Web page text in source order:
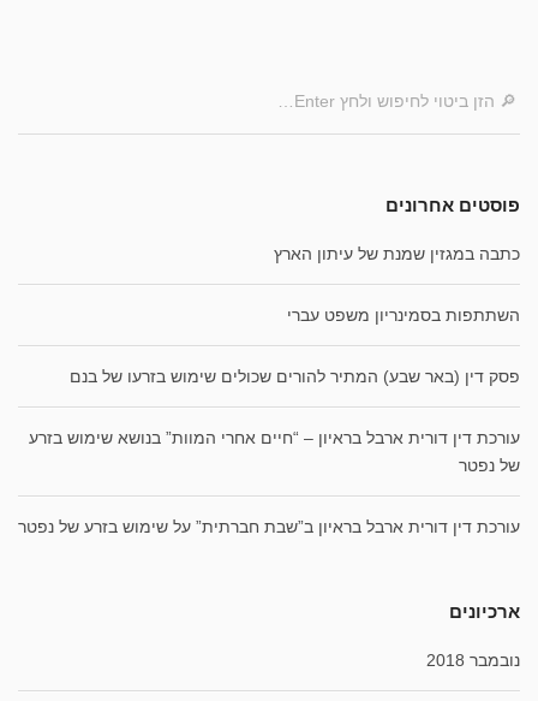
פוסטים אחרונים
כתבה במגזין שמנת של עיתון הארץ
השתתפות בסמינריון משפט עברי
פסק דין (באר שבע) המתיר להורים שכולים שימוש בזרעו של בנם
עורכת דין דורית ארבל בראיון – “חיים אחרי המוות” בנושא שימוש בזרע
של נפטר
עורכת דין דורית ארבל בראיון ב”שבת חברתית” על שימוש בזרע של נפטר
ארכיונים
נובמבר 2018